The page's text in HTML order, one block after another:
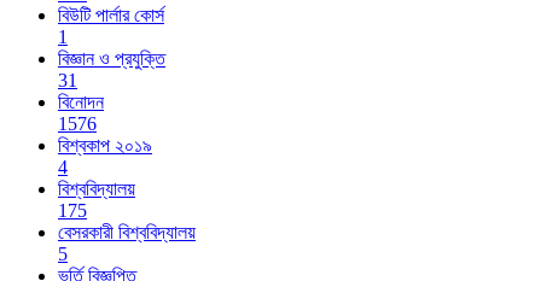
বিউটি পার্লার কোর্স
1
বিজ্ঞান ও প্রযুক্তি
31
বিনোদন
1576
বিশ্বকাপ ২০১৯
4
বিশ্ববিদ্যালয়
175
বেসরকারী বিশ্ববিদ্যালয়
5
ভর্তি বিজ্ঞপ্তি